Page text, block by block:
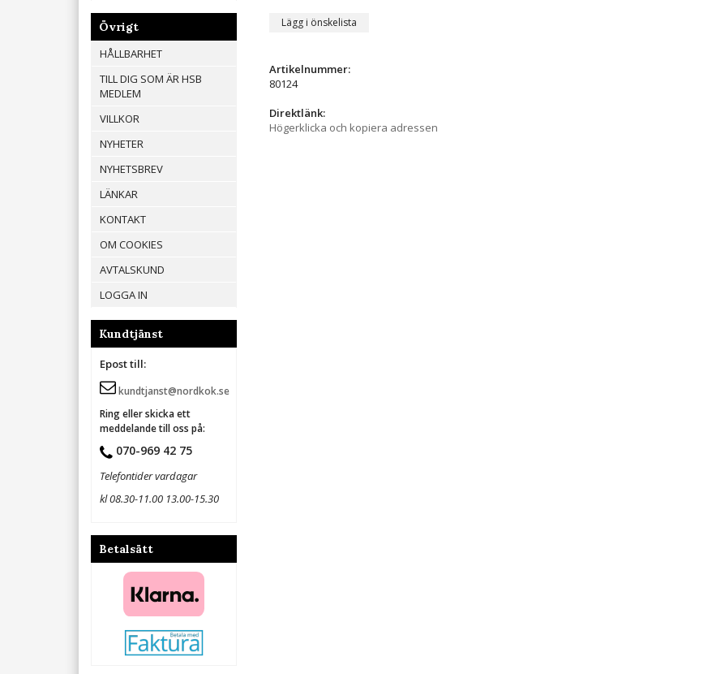
Övrigt
HÅLLBARHET
TILL DIG SOM ÄR HSB
MEDLEM
VILLKOR
NYHETER
NYHETSBREV
LÄNKAR
KONTAKT
OM COOKIES
AVTALSKUND
LOGGA IN
Kundtjänst
Epost till:
kundtjanst@nordkok.se
Ring eller skicka ett
meddelande till oss på:
070-969 42 75
Telefontider vardagar
kl 08.30-11.00 13.00-15.30
Betalsätt
Lägg i önskelista
Artikelnummer:
80124
Direktlänk:
Högerklicka och kopiera adressen